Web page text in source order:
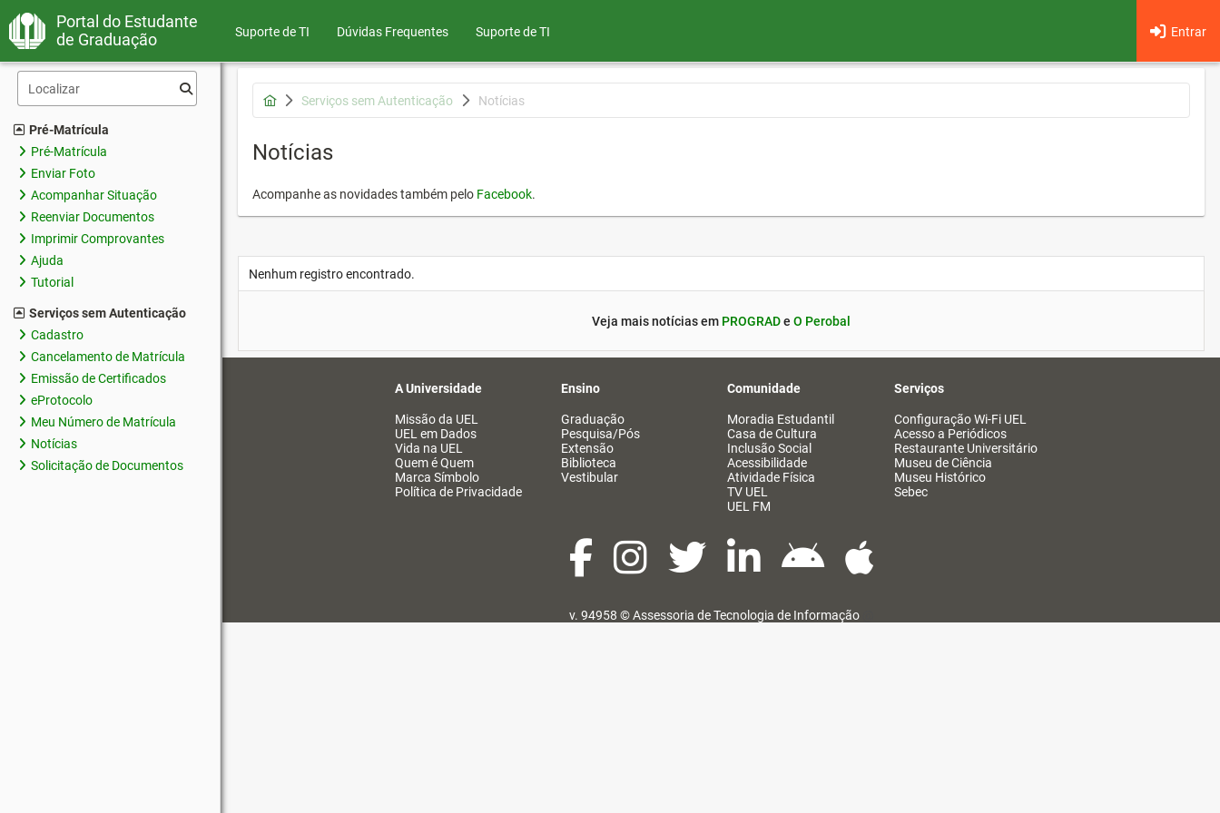
Portal do Estudante
de Graduação
Suporte de TI Dúvidas Frequentes Entrar
Suporte de TI
Pré-Matrícula
Pré-Matrícula
Enviar Foto
Acompanhar Situação
Reenviar Documentos
Imprimir Comprovantes
Ajuda
Tutorial
Serviços sem Autenticação
Cadastro
Cancelamento de Matrícula
Emissão de Certificados
eProtocolo
Meu Número de Matrícula
Notícias
Solicitação de Documentos
Serviços sem Autenticação Notícias
Notícias
Acompanhe as novidades também pelo Facebook.
Nenhum registro encontrado.
Veja mais notícias em PROGRADe O Perobal
A Universidade
Missão da UEL
UEL em Dados
Vida na UEL
Quem é Quem
Marca Símbolo
Política de Privacidade
Ensino
Graduação
Pesquisa/Pós
Extensão
Biblioteca
Vestibular
Comunidade
Moradia Estudantil
Casa de Cultura
Inclusão Social
Acessibilidade
Atividade Física
TV UEL
UEL FM
Serviços
Configuração Wi-Fi UEL
Acesso a Periódicos
Restaurante Universitário
Museu de Ciência
Museu Histórico
Sebec
v. 94958 ©Assessoria de Tecnologia de Informação